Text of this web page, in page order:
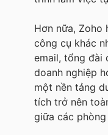
Hơn nữa, Zoho
công cụ khác
email, tổng đài
doanh nghiệp
một nền tảng
tích trở nên
giữa các